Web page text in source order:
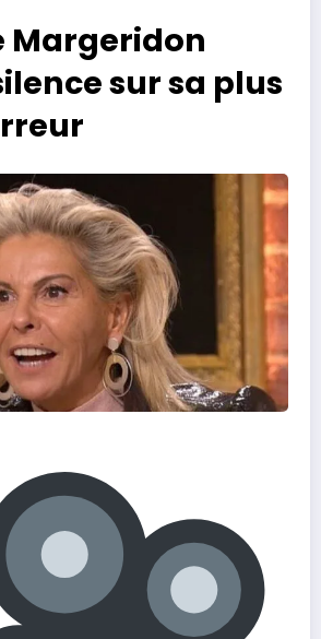
Margeridon
sur sa plus